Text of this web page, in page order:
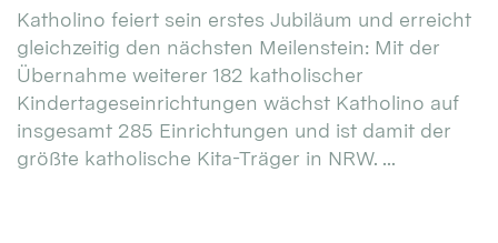
Katholino feiert sein erstes Jubiläum und erreicht
gleichzeitig den nächsten Meilenstein: Mit der
Übernahme weiterer 182 katholischer
Kindertageseinrichtungen wächst Katholino auf
insgesamt 285 Einrichtungen und ist damit der
größte katholische Kita-Träger in NRW. ...